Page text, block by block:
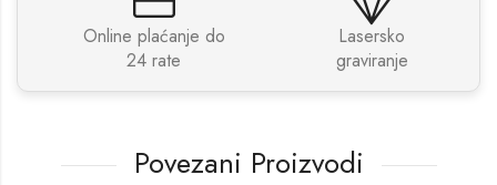
Online plaćanje do
24 rate
Lasersko
graviranje
Povezani Proizvodi